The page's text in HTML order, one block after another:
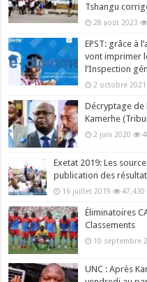
Tshangu
28 août 2023
EPST: grâce à
vont imprimer
l’Inspection
2 octobre 2021
Décryptage de
Kamerhe
2 juin 2020
Exetat 2019: Les
publication des
16 juillet 2019 47,430
Éliminatoires
Classements
10 septembre
UNC : Après